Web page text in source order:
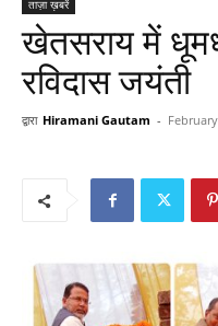
ताज़ा ख़बरें
खेतसराय में
रविदास जयंती
द्वारा Hiramani Gautam -